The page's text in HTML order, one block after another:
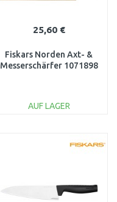
25,60 €
Fiskars Norden Axt- &
Messerschärfer 1071898
AUF LAGER